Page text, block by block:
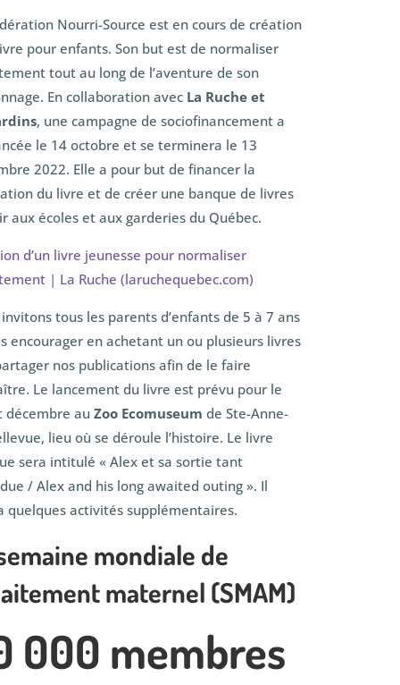
Nourri-Source est en cours de création
pour enfants. Son but est de normaliser
tout au long de l’aventure de son
En collaboration avec La Ruche et
, une campagne de sociofinancement a
le 14 octobre et se terminera le 13
2022. Elle a pour but de financer la
du livre et de créer une banque de livres
aux écoles et aux garderies du Québec.
d’un livre jeunesse pour normaliser
| La Ruche (laruchequebec.com)
tous les parents d’enfants de 5 à 7 ans
encourager en achetant un ou plusieurs livres
nos publications afin de le faire
Le lancement du livre est prévu pour le
décembre au Zoo Ecomuseum de Ste-Anne-
lieu où se déroule l’histoire. Le livre
sera intitulé « Alex et sa sortie tant
/ Alex and his long awaited outing ». Il
quelques activités supplémentaires.
mondiale de
maternel (SMAM)
000 membres